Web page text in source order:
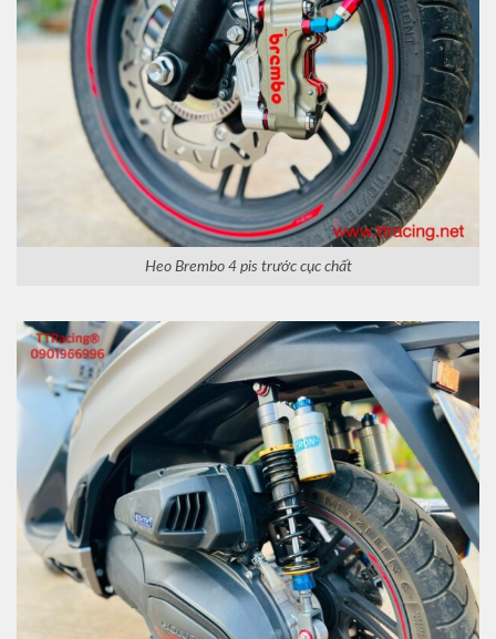
Heo Brembo 4 pis trước cục chất